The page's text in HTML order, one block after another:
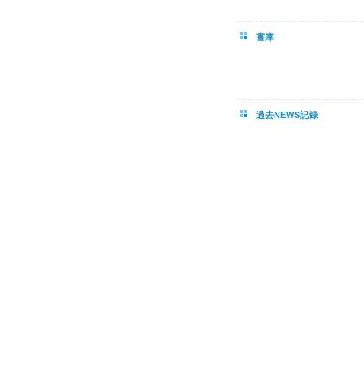
書庫
過去NEWS記録